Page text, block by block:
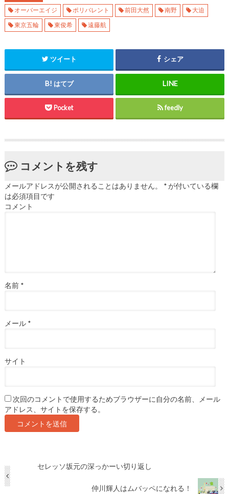
オーバーエイジ
ポリバレント 前田大然 南野
大迫
東京五輪
東俊希 遠藤航
ツイート シェア
はてブ
Pocket feedly
コメントを残す
メールアドレスが公開されることはありません。 *が付いている欄
は必須項目です
コメント
名前 *
メール *
サイト
次回のコメントで使用するためブラウザーに自分の名前、メール
アドレス、サイトを保存する。
セレッソ坂元の深っかーい切り返し
仲川輝人はムバッペになれる！